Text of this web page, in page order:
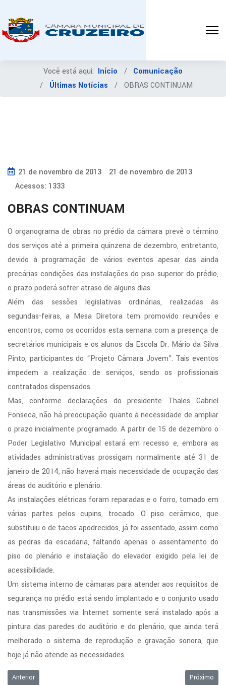
Você está aqui: Início
Comunicação
Últimas Notícias
OBRAS CONTINUAM
21 de novembro de 2013
21 de novembro de 2013
Acessos: 1333
OBRAS CONTINUAM
O organograma de obras no prédio da câmara prevê o término
dos serviços até a primeira quinzena de dezembro, entretanto,
devido à programação de vários eventos apesar das ainda
precárias condições das instalações do piso superior do prédio,
o prazo poderá sofrer atraso de alguns dias.
Além das sessões legislativas ordinárias, realizadas às
segundas-feiras, a Mesa Diretora tem promovido reuniões e
encontros, como os ocorridos esta semana com a presença de
secretários municipais e os alunos da Escola Dr. Mário da Silva
Pinto, participantes do “Projeto Câmara Jovem”. Tais eventos
impedem a realização de serviços, sendo os profissionais
contratados dispensados.
Mas, conforme declarações do presidente Thales Gabriel
Fonseca, não há preocupação quanto à necessidade de ampliar
o prazo inicialmente programado. A partir de 15 de dezembro o
Poder Legislativo Municipal estará em recesso e, embora as
atividades administrativas prossigam normalmente até 31 de
janeiro de 2014, não haverá mais necessidade de ocupação das
áreas do auditório e plenário.
As instalações elétricas foram reparadas e o forro, tomado em
várias partes pelos cupins, trocado. O piso cerâmico, que
substituiu o de tacos apodrecidos, já foi assentado, assim como
as pedras da escadaria, faltando apenas o assentamento do
piso do plenário e instalação do elevador exigido pela lei de
acessibilidade.
Um sistema interno de câmaras para atender aos requisitos de
segurança no prédio está sendo implantado e o conjunto usado
nas transmissões via Internet somente será instalado após a
pintura das paredes do auditório e do plenário, que ainda terá
melhorado o sistema de reprodução e gravação sonora, que
hoje já não atende as necessidades.
Artigo anterior: CONVITE - CIP 01/2013
Anterior Próximo
Próximo